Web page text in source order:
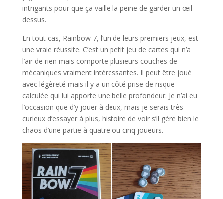
intrigants pour que ça vaille la peine de garder un œil
dessus.
En tout cas, Rainbow 7, l’un de leurs premiers jeux, est
une vraie réussite. C’est un petit jeu de cartes qui n’a
l’air de rien mais comporte plusieurs couches de
mécaniques vraiment intéressantes. Il peut être joué
avec légèreté mais il y a un côté prise de risque
calculée qui lui apporte une belle profondeur. Je n’ai eu
l’occasion que d’y jouer à deux, mais je serais très
curieux d’essayer à plus, histoire de voir s’il gère bien le
chaos d’une partie à quatre ou cinq joueurs.